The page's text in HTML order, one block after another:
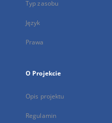
Typ zasobu
Język
Prawa
O Projekcie
Opis projektu
Regulamin